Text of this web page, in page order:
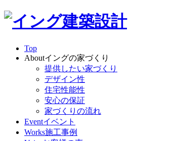
Top
Aboutイングの家づくり
提供したい家づくり
デザイン性
住宅性能性
安心の保証
家づくりの流れ
Eventイベント
Works施工事例